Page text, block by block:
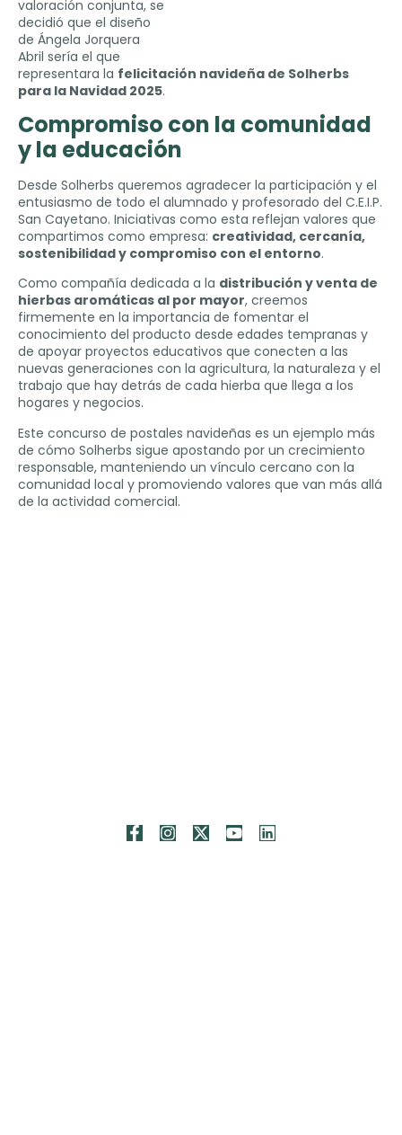
valoración conjunta, se
decidió que el diseño
de Ángela Jorquera
Abril sería el que
representara la felicitación navideña de Solherbs
para la Navidad 2025.
Compromiso con la comunidad
y la educación
Desde Solherbs queremos agradecer la participación y el
entusiasmo de todo el alumnado y profesorado del C.E.I.P.
San Cayetano. Iniciativas como esta reflejan valores que
compartimos como empresa: creatividad, cercanía,
sostenibilidad y compromiso con el entorno.
Como compañía dedicada a la distribución y venta de
hierbas aromáticas al por mayor, creemos
firmemente en la importancia de fomentar el
conocimiento del producto desde edades tempranas y
de apoyar proyectos educativos que conecten a las
nuevas generaciones con la agricultura, la naturaleza y el
trabajo que hay detrás de cada hierba que llega a los
hogares y negocios.
Este concurso de postales navideñas es un ejemplo más
de cómo Solherbs sigue apostando por un crecimiento
responsable, manteniendo un vínculo cercano con la
comunidad local y promoviendo valores que van más allá
de la actividad comercial.